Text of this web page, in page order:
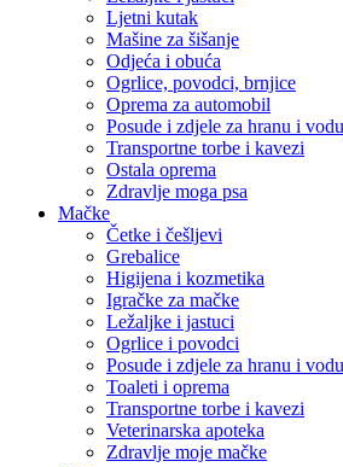
Ljetni kutak
Mašine za šišanje
Odjeća i obuća
Ogrlice, povodci, brnjice
Oprema za automobil
Posude i zdjele za hranu i vodu
Transportne torbe i kavezi
Ostala oprema
Zdravlje moga psa
Mačke
Četke i češljevi
Grebalice
Higijena i kozmetika
Igračke za mačke
Ležaljke i jastuci
Ogrlice i povodci
Posude i zdjele za hranu i vodu
Toaleti i oprema
Transportne torbe i kavezi
Veterinarska apoteka
Zdravlje moje mačke